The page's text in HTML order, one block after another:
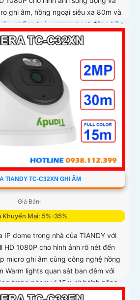
ghi âm, hồng ngoại siêu xa 80m và
chống bụi, camera hoạt động bền
thời tiết
TIANDY TC-C32XN GHI ÂM
Giá Bán:
Khuyến Mại: 5%-35%
IP dome trong nhà của TIANDY với
HD 1080P cho hình ảnh rõ nét đến
micro ghi âm cùng công nghệ hồng
Warm lights quan sát ban đêm với
trong phạm vi 15m nhờ tính năng